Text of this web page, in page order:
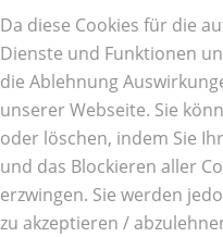
Da diese Cookies für die
Dienste und Funktionen
die Ablehnung
unserer Webseite. Sie
oder löschen, indem Sie
und das Blockieren aller
erzwingen. Sie werden
zu akzeptieren /